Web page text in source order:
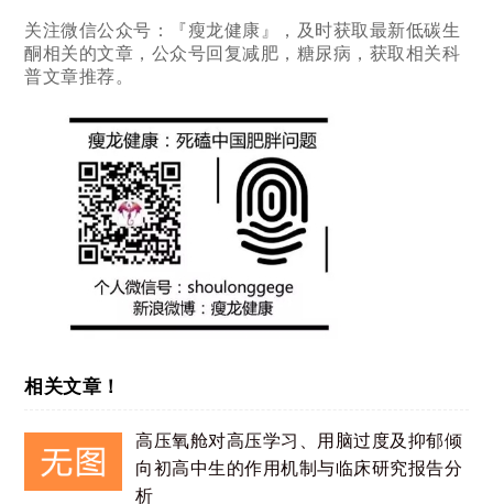
关注微信公众号：『瘦龙健康』，及时获取最新低碳生
酮相关的文章，公众号回复减肥，糖尿病，获取相关科
普文章推荐。
相关文章！
高压氧舱对高压学习、用脑过度及抑郁倾
向初高中生的作用机制与临床研究报告分
析